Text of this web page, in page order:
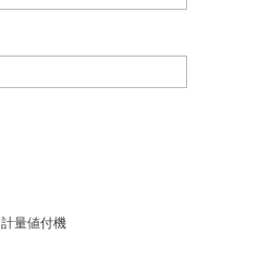
計量値付機